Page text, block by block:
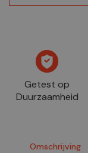
Getest op
Duurzaamheid
Omschrijving